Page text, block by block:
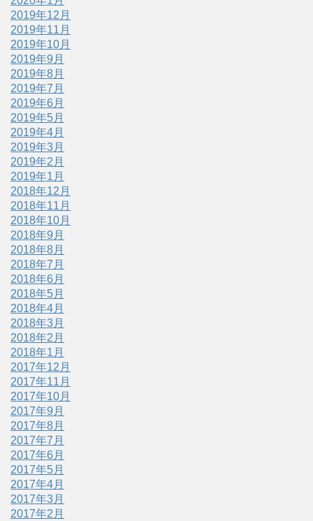
2019年12月
2019年11月
2019年10月
2019年9月
2019年8月
2019年7月
2019年6月
2019年5月
2019年4月
2019年3月
2019年2月
2019年1月
2018年12月
2018年11月
2018年10月
2018年9月
2018年8月
2018年7月
2018年6月
2018年5月
2018年4月
2018年3月
2018年2月
2018年1月
2017年12月
2017年11月
2017年10月
2017年9月
2017年8月
2017年7月
2017年6月
2017年5月
2017年4月
2017年3月
2017年2月